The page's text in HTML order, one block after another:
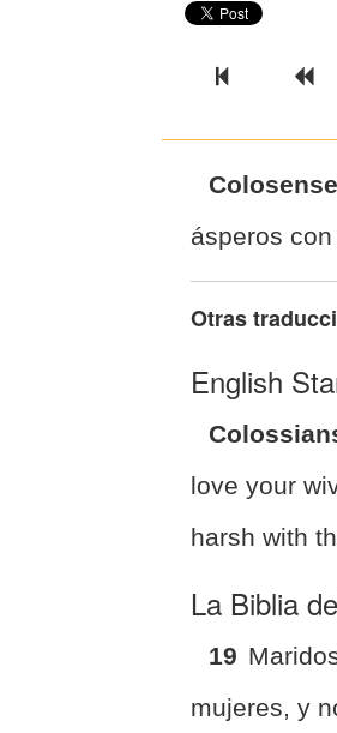
Previous
ásperos
Otras
English
love your
harsh with
La Biblia
19
mujeres, y